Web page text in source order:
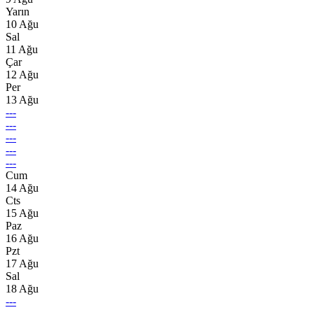
Yarın
10 Ağu
Sal
11 Ağu
Çar
12 Ağu
Per
13 Ağu
---
---
---
---
---
Cum
14 Ağu
Cts
15 Ağu
Paz
16 Ağu
Pzt
17 Ağu
Sal
18 Ağu
---